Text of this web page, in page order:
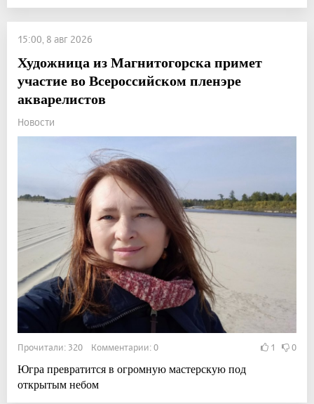
15:00, 8 авг 2026
Художница из Магнитогорска примет
участие во Всероссийском пленэре
акварелистов
Новости
Прочитали: 320 Комментарии: 0 1 0
Югра превратится в огромную мастерскую под
открытым небом